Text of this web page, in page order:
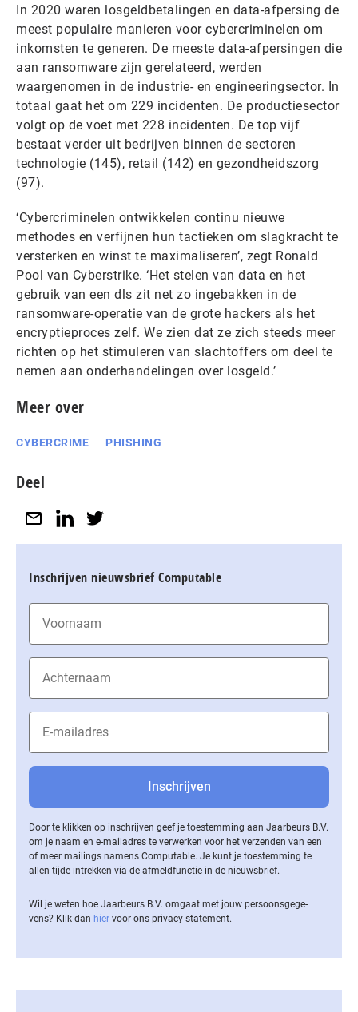
In 2020 waren losgeldbetalingen en data-afpersing de
meest populaire manieren voor cybercriminelen om
inkomsten te generen. De meeste data-afpersingen die
aan ransomware zijn gerelateerd, werden
waargenomen in de industrie- en engineeringsector. In
totaal gaat het om 229 incidenten. De productiesector
volgt op de voet met 228 incidenten. De top vijf
bestaat verder uit bedrijven binnen de sectoren
technologie (145), retail (142) en gezondheidszorg
(97).
‘Cybercriminelen ontwikkelen continu nieuwe
methodes en verfijnen hun tactieken om slagkracht te
versterken en winst te maximaliseren’, zegt Ronald
Pool van Cyberstrike. ‘Het stelen van data en het
gebruik van een dls zit net zo ingebakken in de
ransomware-operatie van de grote hackers als het
encryptieproces zelf. We zien dat ze zich steeds meer
richten op het stimuleren van slachtoffers om deel te
nemen aan onderhandelingen over losgeld.’
Meer over
CYBERCRIME PHISHING
Deel
Inschrijven nieuwsbrief Computable
Door te klikken op inschrijven geef je toestemming aan Jaarbeurs B.V.
om je naam en e-mailadres te verwerken voor het verzenden van een
of meer mailings namens Computable. Je kunt je toestemming te
allen tijde intrekken via de af­meld­func­tie in de nieuwsbrief.
Wil je weten hoe Jaarbeurs B.V. omgaat met jouw per­soons­ge­ge­
vens? Klik dan hier voor ons privacy statement.